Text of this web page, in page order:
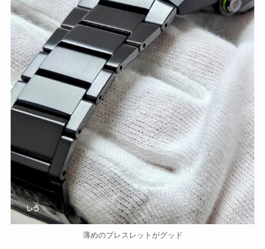
薄めのブレスレットがグッド